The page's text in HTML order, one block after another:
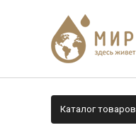
Каталог товаров